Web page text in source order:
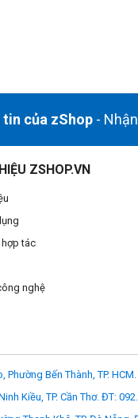
tin của zShop -
ZSHOP.VN
hợp tác
nghệ
Phường Bến Thành, TP.
Kiều, TP. Cần Thơ. ĐT: